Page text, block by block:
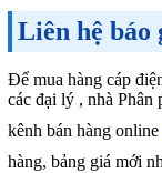
Liên hệ báo
Để mua hàng cáp
các đại lý , nhà Phân
kênh bán hàng online
hàng, bảng giá mới